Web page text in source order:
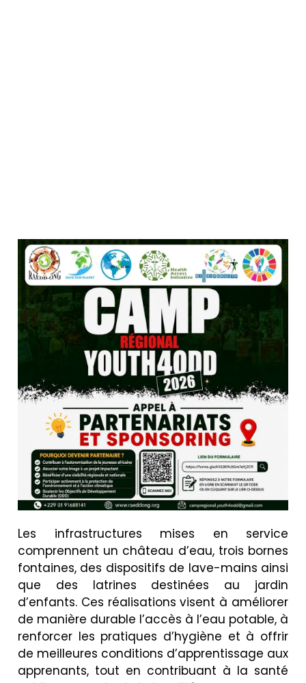
Les infrastructures mises en service
comprennent un château d’eau, trois bornes
fontaines, des dispositifs de lave-mains ainsi
que des latrines destinées au jardin
d’enfants. Ces réalisations visent à améliorer
de manière durable l’accès à l’eau potable, à
renforcer les pratiques d’hygiène et à offrir
de meilleures conditions d’apprentissage aux
apprenants, tout en contribuant à la santé